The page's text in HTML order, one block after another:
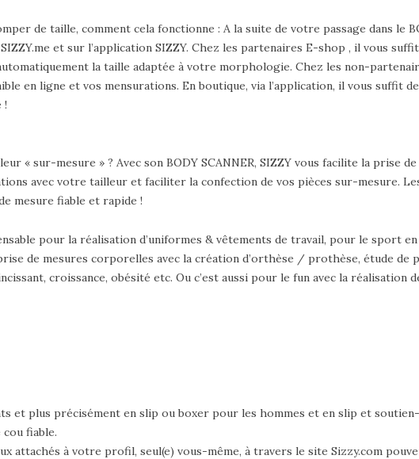
de taille, comment cela fonctionne : A la suite de votre passage dans le
et sur l’application SIZZY. Chez les partenaires E-shop , il vous
la taille adaptée à votre morphologie. Chez les non-
en ligne et vos mensurations. En boutique, via l’application, il vous suffit
!
« sur-mesure » ? Avec son BODY SCANNER, SIZZY vous facilite la prise
avec votre tailleur et faciliter la confection de vos pièces sur-mesure.
mesure fiable et rapide !
pour la réalisation d’uniformes & vêtements de travail, pour le sport
de mesures corporelles avec la création d’orthèse / prothèse, étude
croissance, obésité etc. Ou c’est aussi pour le fun avec la réalisation
et plus précisément en slip ou boxer pour les hommes et en slip et
fiable.
attachés à votre profil, seul(e) vous-même, à travers le site Sizzy.com